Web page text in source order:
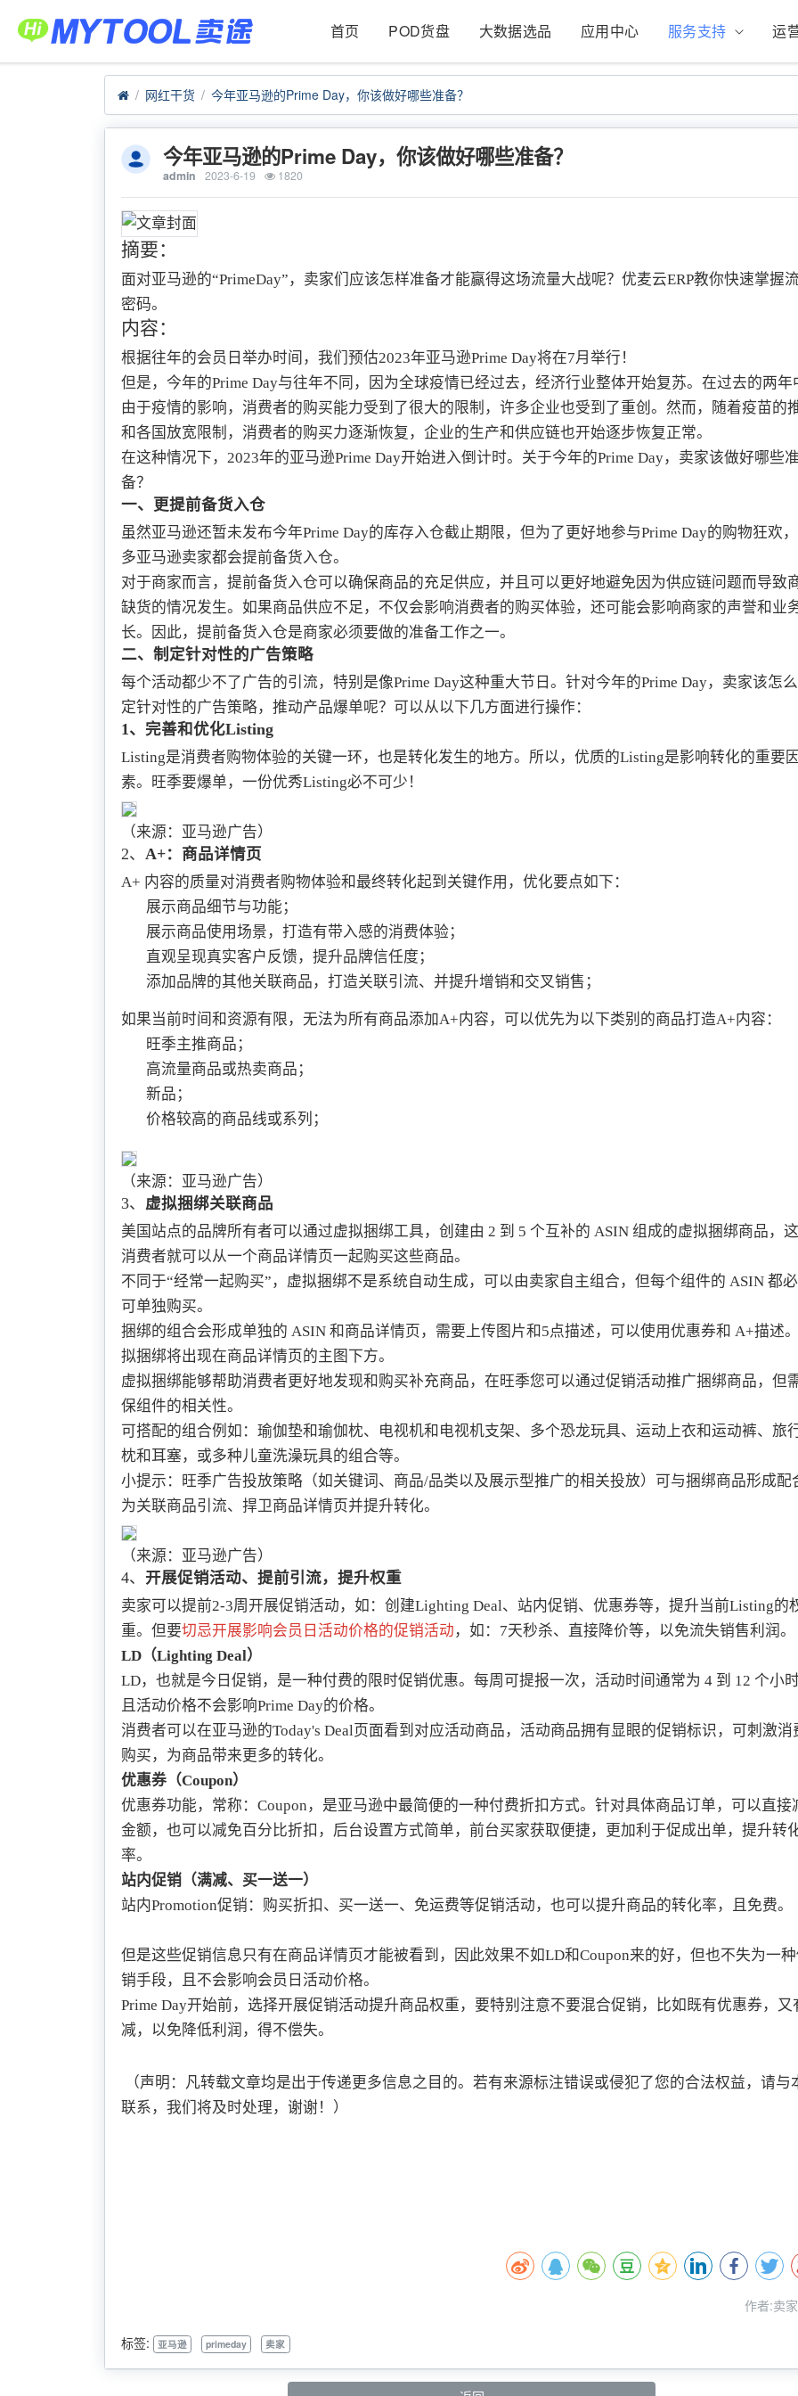
首页 POD货盘 大数据选品 应用中心 服务支持 运
网红干货 今年亚马逊的Prime Day，你该做好哪些准备？
今年亚马逊的Prime Day，你该做好哪些准备？
admin 2023-6-19 1820
摘要：
面对亚马逊的“PrimeDay”，卖家们应该怎样准备才能赢得这场流量大战呢？优麦云ERP教你快速掌握
密码。
内容：
根据往年的会员日举办时间，我们预估2023年亚马逊Prime Day将在7月举行！
但是，今年的Prime Day与往年不同，因为全球疫情已经过去，经济行业整体开始复苏。在过去的两年
由于疫情的影响，消费者的购买能力受到了很大的限制，许多企业也受到了重创。然而，随着疫苗的
和各国放宽限制，消费者的购买力逐渐恢复，企业的生产和供应链也开始逐步恢复正常。
在这种情况下，2023年的亚马逊Prime Day开始进入倒计时。关于今年的Prime Day，卖家该做好哪些准
备？
一、更提前备货入仓
虽然亚马逊还暂未发布今年Prime Day的库存入仓截止期限，但为了更好地参与Prime Day的购物狂欢
多亚马逊卖家都会提前备货入仓。
对于商家而言，提前备货入仓可以确保商品的充足供应，并且可以更好地避免因为供应链问题而导致
缺货的情况发生。如果商品供应不足，不仅会影响消费者的购买体验，还可能会影响商家的声誉和业
长。因此，提前备货入仓是商家必须要做的准备工作之一。
二、制定针对性的广告策略
每个活动都少不了广告的引流，特别是像Prime Day这种重大节日。针对今年的Prime Day，卖家该怎么
定针对性的广告策略，推动产品爆单呢？可以从以下几方面进行操作：
1、完善和优化Listing
Listing是消费者购物体验的关键一环，也是转化发生的地方。所以，优质的Listing是影响转化的重要因
素。旺季要爆单，一份优秀Listing必不可少！
（来源：亚马逊广告）
2、 A+：商品详情页
A+ 内容的质量对消费者购物体验和最终转化起到关键作用，优化要点如下：
展示商品细节与功能；
展示商品使用场景，打造有带入感的消费体验；
直观呈现真实客户反馈，提升品牌信任度；
添加品牌的其他关联商品，打造关联引流、并提升增销和交叉销售；
如果当前时间和资源有限，无法为所有商品添加A+内容，可以优先为以下类别的商品打造A+内容：
旺季主推商品；
高流量商品或热卖商品；
新品；
价格较高的商品线或系列；
（来源：亚马逊广告）
3、 虚拟捆绑关联商品
美国站点的品牌所有者可以通过虚拟捆绑工具，创建由 2 到 5 个互补的 ASIN 组成的虚拟捆绑商品，
消费者就可以从一个商品详情页一起购买这些商品。
不同于“经常一起购买”，虚拟捆绑不是系统自动生成，可以由卖家自主组合，但每个组件的 ASIN 都
可单独购买。
捆绑的组合会形成单独的 ASIN 和商品详情页，需要上传图片和5点描述，可以使用优惠券和 A+描述
拟捆绑将出现在商品详情页的主图下方。
虚拟捆绑能够帮助消费者更好地发现和购买补充商品，在旺季您可以通过促销活动推广捆绑商品，但
保组件的相关性。
可搭配的组合例如：瑜伽垫和瑜伽枕、电视机和电视机支架、多个恐龙玩具、运动上衣和运动裤、旅
枕和耳塞，或多种儿童洗澡玩具的组合等。
小提示：旺季广告投放策略（如关键词、商品/品类以及展示型推广的相关投放）可与捆绑商品形成配
为关联商品引流、捍卫商品详情页并提升转化。
（来源：亚马逊广告）
4、 开展促销活动、提前引流，提升权重
卖家可以提前2-3周开展促销活动，如：创建Lighting Deal、站内促销、优惠券等，提升当前Listing的
重。但要切忌开展影响会员日活动价格的促销活动 ，如：7天秒杀、直接降价等，以免流失销售利润。
LD（Lighting Deal）
LD，也就是今日促销，是一种付费的限时促销优惠。每周可提报一次，活动时间通常为 4 到 12 个小时
且活动价格不会影响Prime Day的价格。
消费者可以在亚马逊的Today's Deal页面看到对应活动商品，活动商品拥有显眼的促销标识，可刺激消
购买，为商品带来更多的转化。
优惠券（Coupon）
优惠券功能，常称：Coupon，是亚马逊中最简便的一种付费折扣方式。针对具体商品订单，可以直接
金额，也可以减免百分比折扣，后台设置方式简单，前台买家获取便捷，更加利于促成出单，提升转
率。
站内促销（满减、买一送一）
站内Promotion促销：购买折扣、买一送一、免运费等促销活动，也可以提升商品的转化率，且免费。
但是这些促销信息只有在商品详情页才能被看到，因此效果不如LD和Coupon来的好，但也不失为一
销手段，且不会影响会员日活动价格。
Prime Day开始前，选择开展促销活动提升商品权重，要特别注意不要混合促销，比如既有优惠券，又
减，以免降低利润，得不偿失。
（声明：凡转载文章均是出于传递更多信息之目的。若有来源标注错误或侵犯了您的合法权益，请与
联系，我们将及时处理，谢谢！）
作者:卖
标签: 亚马逊 primeday 卖家